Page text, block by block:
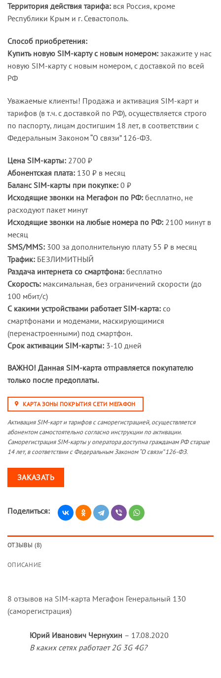
Территория действия тарифа: вся Россия, кроме
Республики Крым и г. Севастополь.
Способ приобретения:
Купить новую SIM-карту с новым номером: закажите у нас
новую SIM-карту с новым номером, с доставкой по всей
РФ
Уважаемые клиенты! Продажа и активация SIM-карт и
тарифов (в т.ч. с доставкой по РФ), осуществляется строго
по паспорту, лицам достигшим 18 лет, в соответствии с
Федеральным Законом “О связи” 126-ФЗ.
Цена SIM-карты: 2700 ₽
Абонентская плата: 130 ₽ в месяц
Баланс SIM-карты при покупке: 0 ₽
Исходящие звонки на Мегафон по РФ: бесплатно, не
расходуют пакет минут
Исходящие звонки на любые номера по РФ: 2100 минут в
месяц
SMS/MMS: 300 за дополнительную плату 55 ₽ в месяц
Трафик: БЕЗЛИМИТНЫЙ
Раздача интернета со смартфона: бесплатно
Скорость: максимальная, без ограничений скорости (до
100 мбит/с)
С какими устройствами работает SIM-карта: со
смартфонами и модемами, маскирующимися
(перенастроенными) под смартфон.
Срок активации SIM-карты: 3-10 дней
ВАЖНО! Данная SIM-карта отправляется покупателю
только после предоплаты.
КАРТА ЗОНЫ ПОКРЫТИЯ СЕТИ МЕГАФОН
Активация SIM-карт и тарифов с саморегистрацией, осуществляется
абонентом самостоятельно согласно инструкции по активации.
Саморегистрация SIM-карты у оператора доступна гражданам РФ старше
14 лет, в соответствии с Федеральным Законом “О связи” 126-ФЗ.
ЗАКАЗАТЬ
Поделиться:
ОТЗЫВЫ (8)
ОПИСАНИЕ
8 отзывов на SIM-карта Мегафон Генеральный 130
(саморегистрация)
Юрий Иванович Чернухин – 17.08.2020
В каких сетях работает 2G 3G 4G?